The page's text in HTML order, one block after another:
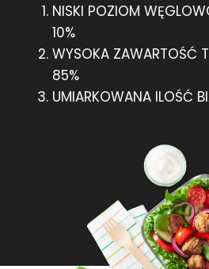
NISKI POZIOM
10%
WYSOKA ZAWARTOŚĆ
85%
UMIARKOWANA ILOŚĆ